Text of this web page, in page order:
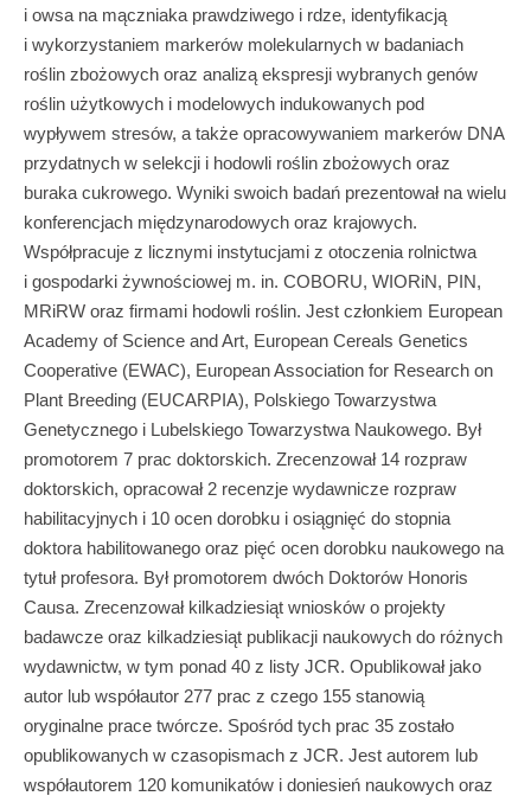
i owsa na mączniaka prawdziwego i rdze, identyfikacją
i wykorzystaniem markerów molekularnych w badaniach
roślin zbożowych oraz analizą ekspresji wybranych genów
roślin użytkowych i modelowych indukowanych pod
wypływem stresów, a także opracowywaniem markerów DNA
przydatnych w selekcji i hodowli roślin zbożowych oraz
buraka cukrowego. Wyniki swoich badań prezentował na wielu
konferencjach międzynarodowych oraz krajowych.
Współpracuje z licznymi instytucjami z otoczenia rolnictwa
i gospodarki żywnościowej m. in. COBORU, WIORiN, PIN,
MRiRW oraz firmami hodowli roślin. Jest członkiem European
Academy of Science and Art, European Cereals Genetics
Cooperative (EWAC), European Association for Research on
Plant Breeding (EUCARPIA), Polskiego Towarzystwa
Genetycznego i Lubelskiego Towarzystwa Naukowego. Był
promotorem 7 prac doktorskich. Zrecenzował 14 rozpraw
doktorskich, opracował 2 recenzje wydawnicze rozpraw
habilitacyjnych i 10 ocen dorobku i osiągnięć do stopnia
doktora habilitowanego oraz pięć ocen dorobku naukowego na
tytuł profesora. Był promotorem dwóch Doktorów Honoris
Causa. Zrecenzował kilkadziesiąt wniosków o projekty
badawcze oraz kilkadziesiąt publikacji naukowych do różnych
wydawnictw, w tym ponad 40 z listy JCR. Opublikował jako
autor lub współautor 277 prac z czego 155 stanowią
oryginalne prace twórcze. Spośród tych prac 35 zostało
opublikowanych w czasopismach z JCR. Jest autorem lub
współautorem 120 komunikatów i doniesień naukowych oraz